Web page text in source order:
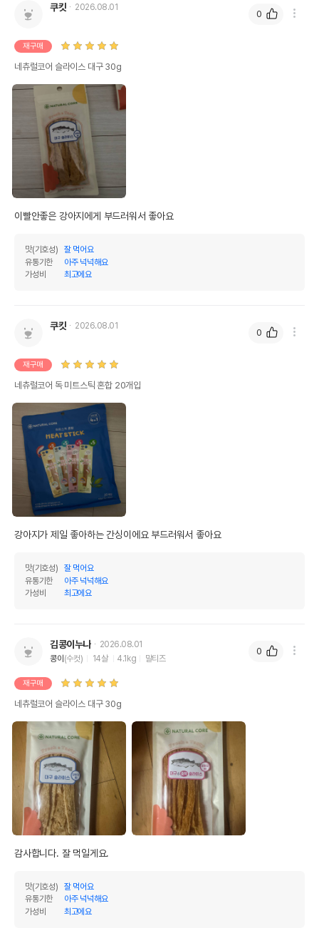
쿠킷 2026.08.01
재구매
네츄럴코어 슬라이스 대구 30g
이빨안좋은 강아지에게 부드러워서 좋아요
맛(기호성)
잘 먹어요
유통기한
아주 넉넉해요
가성비
최고에요
0
쿠킷 2026.08.01
재구매
네츄럴코어 독 미트스틱 혼합 20개입
강아지가 제일 좋아하는 간싱이에요 부드러워서 좋아요
맛(기호성)
잘 먹어요
유통기한
아주 넉넉해요
가성비
최고에요
0
김콩이누나
2026.08.01
콩이(수컷) 14살 4.1kg 말티즈
재구매
네츄럴코어 슬라이스 대구 30g
감사합니다. 잘 먹일게요.
맛(기호성)
잘 먹어요
유통기한
아주 넉넉해요
가성비
최고에요
0